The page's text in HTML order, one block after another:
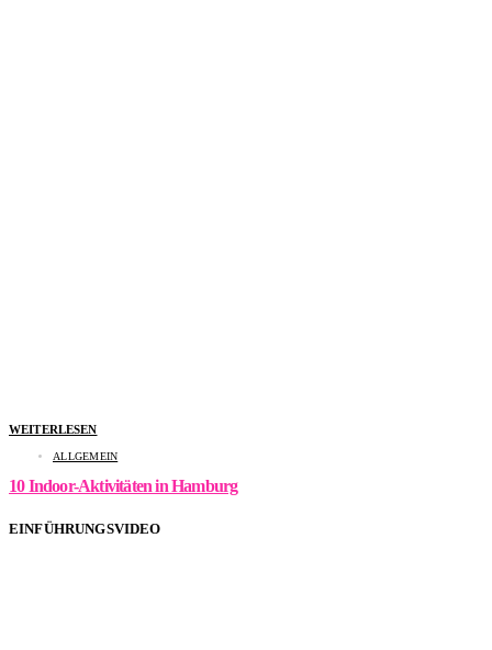
WEITERLESEN
ALLGEMEIN
10 Indoor-Aktivitäten in Hamburg
EINFÜHRUNGSVIDEO